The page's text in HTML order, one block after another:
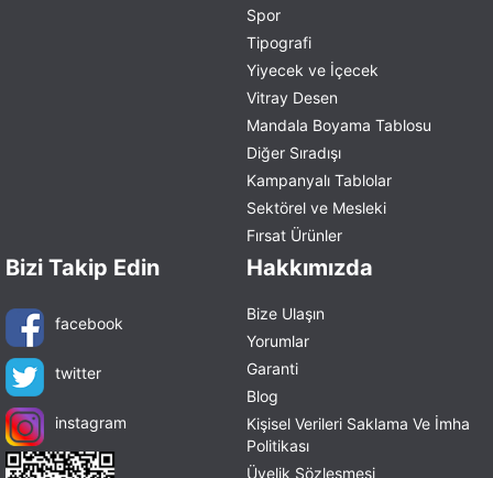
Spor
Tipografi
Yiyecek ve İçecek
Vitray Desen
Mandala Boyama Tablosu
Diğer Sıradışı
Kampanyalı Tablolar
Sektörel ve Mesleki
Fırsat Ürünler
Bizi Takip Edin
facebook
twitter
instagram
Hakkımızda
Bize Ulaşın
Yorumlar
Garanti
Blog
Kişisel Verileri Saklama Ve İmha
Politikası
Üyelik Sözleşmesi